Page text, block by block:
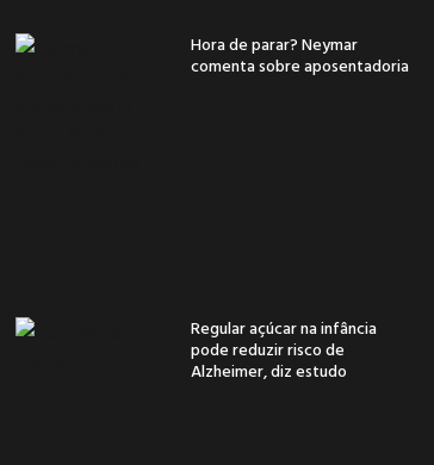
Hora de parar? Neymar
comenta sobre aposentadoria
Regular açúcar na infância
pode reduzir risco de
Alzheimer, diz estudo